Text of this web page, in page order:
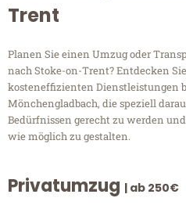
Trent
Planen Sie einen Umzug oder
nach Stoke-on-Trent? Entdecken
kosteneffizienten Dienstleistungen
Mönchengladbach, die speziell
Bedürfnissen gerecht zu werden
wie möglich zu gestalten.
Privatumzug | ab 250€